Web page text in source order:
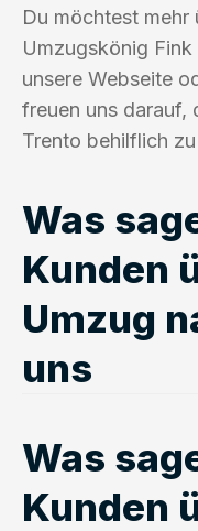
Du möchtest mehr
Umzugskönig Fink
unsere Webseite
freuen uns darauf,
Trento behilflich zu
Was
Kunden
Umzug
uns
Was
Kunden